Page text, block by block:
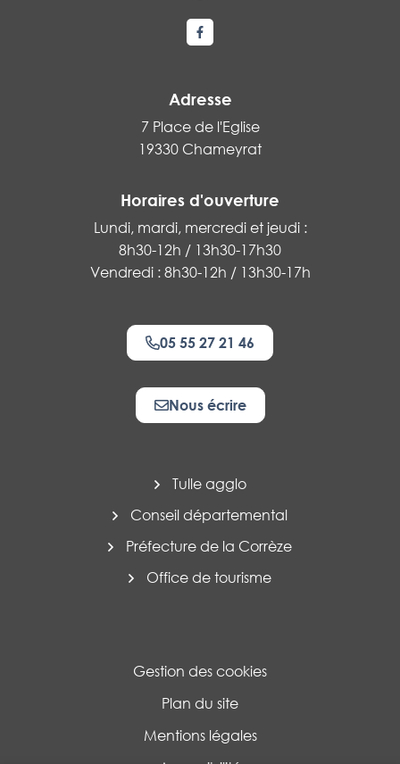
Lien vers le compte Facebook
Adresse
7 Place de l'Eglise
19330 Chameyrat
Horaires d'ouverture
Lundi, mardi, mercredi et jeudi :
8h30-12h / 13h30-17h30
Vendredi : 8h30-12h / 13h30-17h
05 55 27 21 46
Nous écrire
Tulle agglo
Conseil départemental
Préfecture de la Corrèze
Office de tourisme
Gestion des cookies
Plan du site
Mentions légales